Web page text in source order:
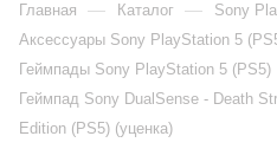
Главная — Каталог — Sony
Аксессуары Sony PlayStation 5
Геймпады Sony PlayStation 5 (PS5)
Геймпад Sony DualSense - Death
Edition (PS5) (уценка)